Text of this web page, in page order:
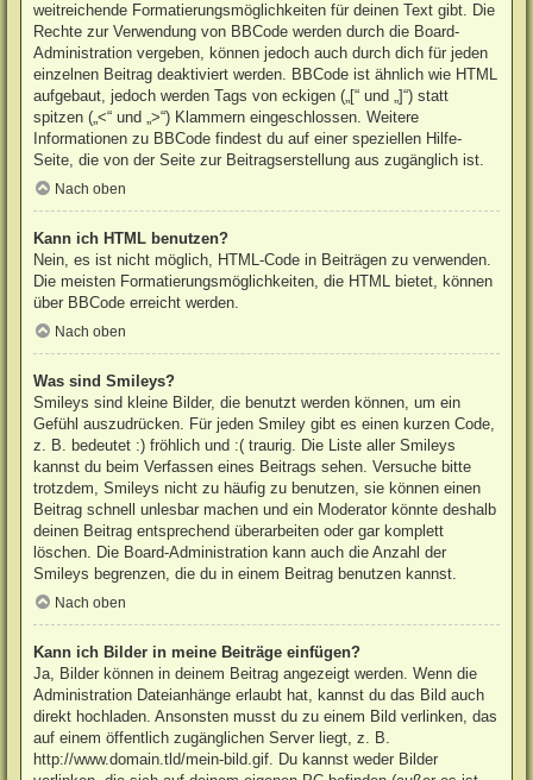
weitreichende Formatierungsmöglichkeiten für deinen Text gibt. Die
Rechte zur Verwendung von BBCode werden durch die Board-
Administration vergeben, können jedoch auch durch dich für jeden
einzelnen Beitrag deaktiviert werden. BBCode ist ähnlich wie HTML
aufgebaut, jedoch werden Tags von eckigen („[“ und „]“) statt
spitzen („<“ und „>“) Klammern eingeschlossen. Weitere
Informationen zu BBCode findest du auf einer speziellen Hilfe-
Seite, die von der Seite zur Beitragserstellung aus zugänglich ist.
Nach oben
Kann ich HTML benutzen?
Nein, es ist nicht möglich, HTML-Code in Beiträgen zu verwenden.
Die meisten Formatierungsmöglichkeiten, die HTML bietet, können
über BBCode erreicht werden.
Nach oben
Was sind Smileys?
Smileys sind kleine Bilder, die benutzt werden können, um ein
Gefühl auszudrücken. Für jeden Smiley gibt es einen kurzen Code,
z. B. bedeutet :) fröhlich und :( traurig. Die Liste aller Smileys
kannst du beim Verfassen eines Beitrags sehen. Versuche bitte
trotzdem, Smileys nicht zu häufig zu benutzen, sie können einen
Beitrag schnell unlesbar machen und ein Moderator könnte deshalb
deinen Beitrag entsprechend überarbeiten oder gar komplett
löschen. Die Board-Administration kann auch die Anzahl der
Smileys begrenzen, die du in einem Beitrag benutzen kannst.
Nach oben
Kann ich Bilder in meine Beiträge einfügen?
Ja, Bilder können in deinem Beitrag angezeigt werden. Wenn die
Administration Dateianhänge erlaubt hat, kannst du das Bild auch
direkt hochladen. Ansonsten musst du zu einem Bild verlinken, das
auf einem öffentlich zugänglichen Server liegt, z. B.
http://www.domain.tld/mein-bild.gif. Du kannst weder Bilder